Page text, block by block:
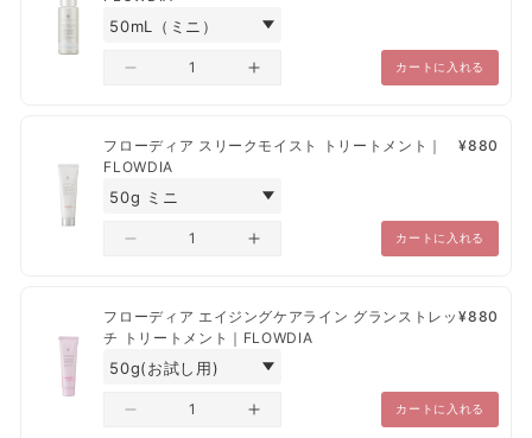
■香り
華やかな３種のローズ、可憐なスズラン、魅惑的なマグノリアの
香りを調和させ、花びらが少しずつひらく瞬間の煌めきを閉じ込
配合成分
水、セタノール、グリセリン、ステアラミドプロピルジメチルアミ
グリセリル、カルボキシメチルシステインリシン、リシンＨＣｌ、
アルギン酸Ｎａ、ダイマージリノール酸（フィトステリル／イソス
テアリル／セチル／ステアリル／ベヘニル）、セラミドＮＧ、アル
ガニアスピノサ核油、ラウロイルグルタミン酸ジ（フィトステリル
／オクチルドデシル）、ヒドロキシプロピルトリモニウム加水分解
ソルビトール、ベタイン、ＰＣＡ－Ｎａ、加水分解水添デンプン、
コハク酸、シア脂、マカデミアナッツ脂肪酸フィトステリル、ビス
ジグリセリルポリアシルアジペート－２、ＤＰＧ、ステアリン酸グ
リセリル（ＳＥ）、ＰＰＧ－４セテス－２０、ベヘニルアルコー
【コンビニ決済】ご入金確認から、1営業日～10営業日以内で発送
配送は日本国内のみとさせていただきます。
一部出荷が遅れる商品に関しては、別途のご連絡をいたしま
す。
カートに入れる
フローディア スリークモイスト トリートメント｜
FLOWDIA
¥880
カートに入れる
フローディア エイジングケアライン グランストレッ
チ トリートメント｜FLOWDIA
¥880
カートに入れる